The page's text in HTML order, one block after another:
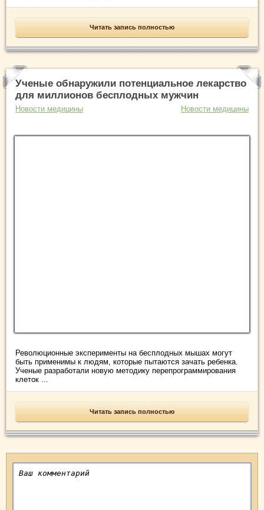
Читать запись полностью
Ученые обнаружили потенциальное лекарство
для миллионов бесплодных мужчин
Новости медицины Новости медицины
Революционные эксперименты на бесплодных мышах могут
быть применимы к людям, которые пытаются зачать ребенка.
Ученые разработали новую методику перепрограммирования
клеток ...
Читать запись полностью